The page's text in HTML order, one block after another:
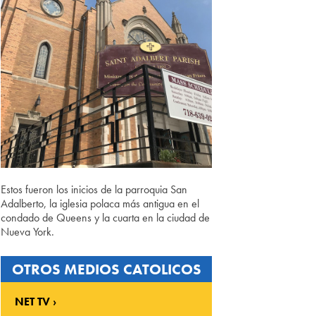
Estos fueron los inicios de la parroquia San
Adalberto, la iglesia polaca más antigua en el
condado de Queens y la cuarta en la ciudad de
Nueva York.
OTROS MEDIOS CATOLICOS
NET TV